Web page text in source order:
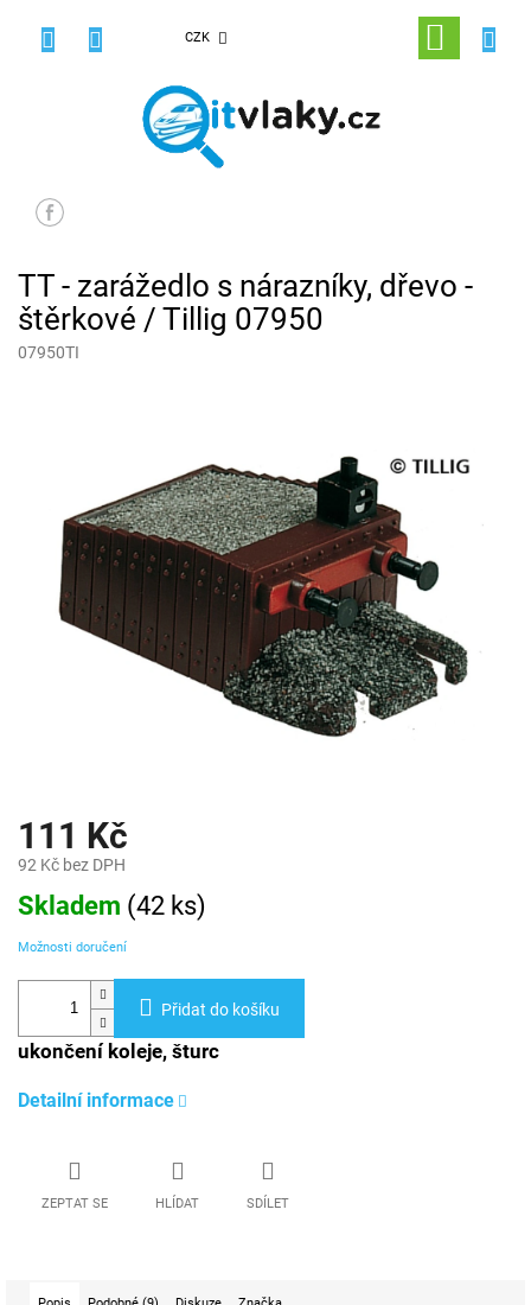
CZK
NÁKUPNÍ
KOŠÍK
TT - zarážedlo s nárazníky, dřevo -
štěrkové / Tillig 07950
07950TI
111 Kč
92 Kč bez DPH
Měrná
cena:
Skladem (42 ks)
Možnosti doručení
Přidat do košíku
ukončení koleje, šturc
Detailní informace
ZEPTAT SE HLÍDAT SDÍLET